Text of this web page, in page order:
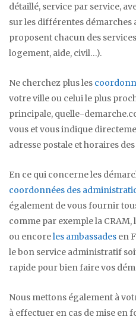
détaillé, service par service,
sur les différentes démarches
proposent chacun des
logement, aide, civil…).
Ne cherchez plus les
votre ville ou celui le plus
principale, quelle-
vous et vous indique
adresse postale et horaires
En ce qui concerne les
coordonnées des
également de vous fournir
comme par exemple la
ou encoreles ambassades en
le bon service administratif
rapide pour bien faire vos
Nous mettons également à
à effectuer en cas de mise en